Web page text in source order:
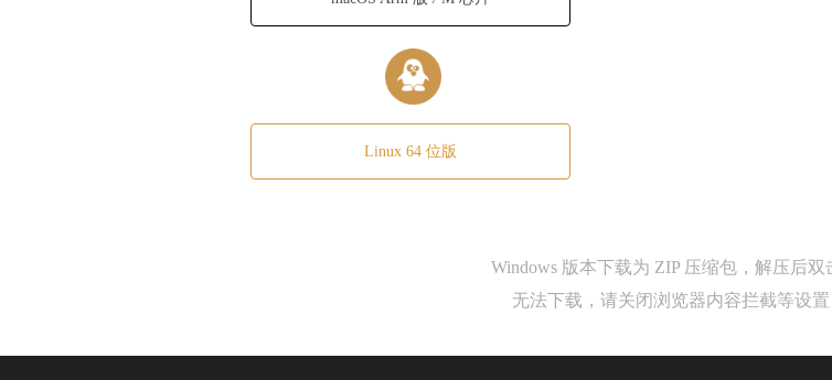
Linux 64 位版
Windows 版本下载为 ZIP 压缩包，解压后双
无法下载，请关闭浏览器内容拦截等设置